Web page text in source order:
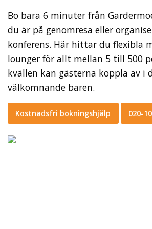
Bo bara 6 minuter från
du är på genomresa eller
konferens. Här hittar du flexibla
lounger för allt mellan 5 till 500
kvällen kan gästerna koppla av i
välkomnande baren.
Kostnadsfri bokningshjälp 020-